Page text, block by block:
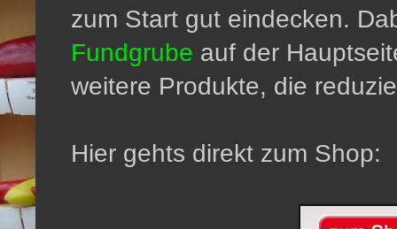
zum Start gut eindecken.
Fundgrube auf der
weitere Produkte, die
Hier gehts direkt zum Shop: